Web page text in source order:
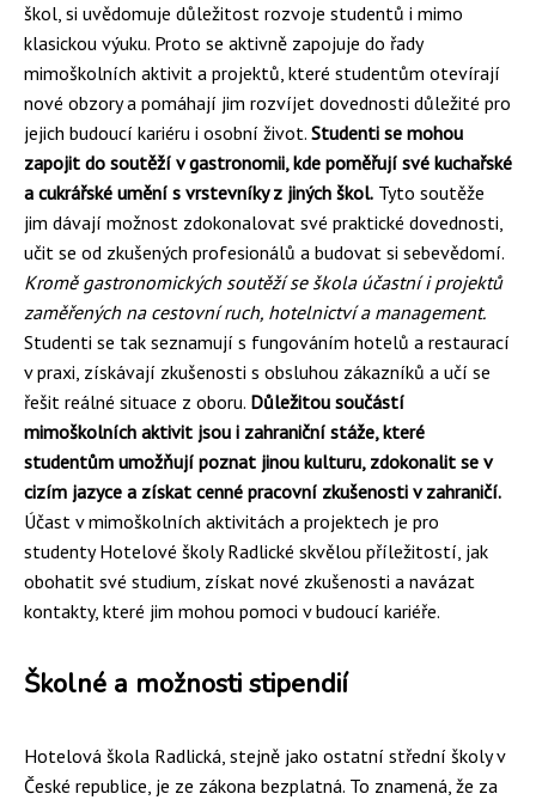
škol, si uvědomuje důležitost rozvoje studentů i mimo
klasickou výuku. Proto se aktivně zapojuje do řady
mimoškolních aktivit a projektů, které studentům otevírají
nové obzory a pomáhají jim rozvíjet dovednosti důležité pro
jejich budoucí kariéru i osobní život. Studenti se mohou
zapojit do soutěží v gastronomii, kde poměřují své kuchařské
a cukrářské umění s vrstevníky z jiných škol. Tyto soutěže
jim dávají možnost zdokonalovat své praktické dovednosti,
učit se od zkušených profesionálů a budovat si sebevědomí.
Kromě gastronomických soutěží se škola účastní i projektů
zaměřených na cestovní ruch, hotelnictví a management.
Studenti se tak seznamují s fungováním hotelů a restaurací
v praxi, získávají zkušenosti s obsluhou zákazníků a učí se
řešit reálné situace z oboru. Důležitou součástí
mimoškolních aktivit jsou i zahraniční stáže, které
studentům umožňují poznat jinou kulturu, zdokonalit se v
cizím jazyce a získat cenné pracovní zkušenosti v zahraničí.
Účast v mimoškolních aktivitách a projektech je pro
studenty Hotelové školy Radlické skvělou příležitostí, jak
obohatit své studium, získat nové zkušenosti a navázat
kontakty, které jim mohou pomoci v budoucí kariéře.
Školné a možnosti stipendií
Hotelová škola Radlická, stejně jako ostatní střední školy v
České republice, je ze zákona bezplatná. To znamená, že za